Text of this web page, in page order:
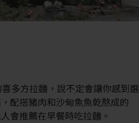
多方拉麵，說不定會讓你感到選
配搭豬肉和沙甸魚魚乾熬成的
會推薦在早餐時吃拉麵。